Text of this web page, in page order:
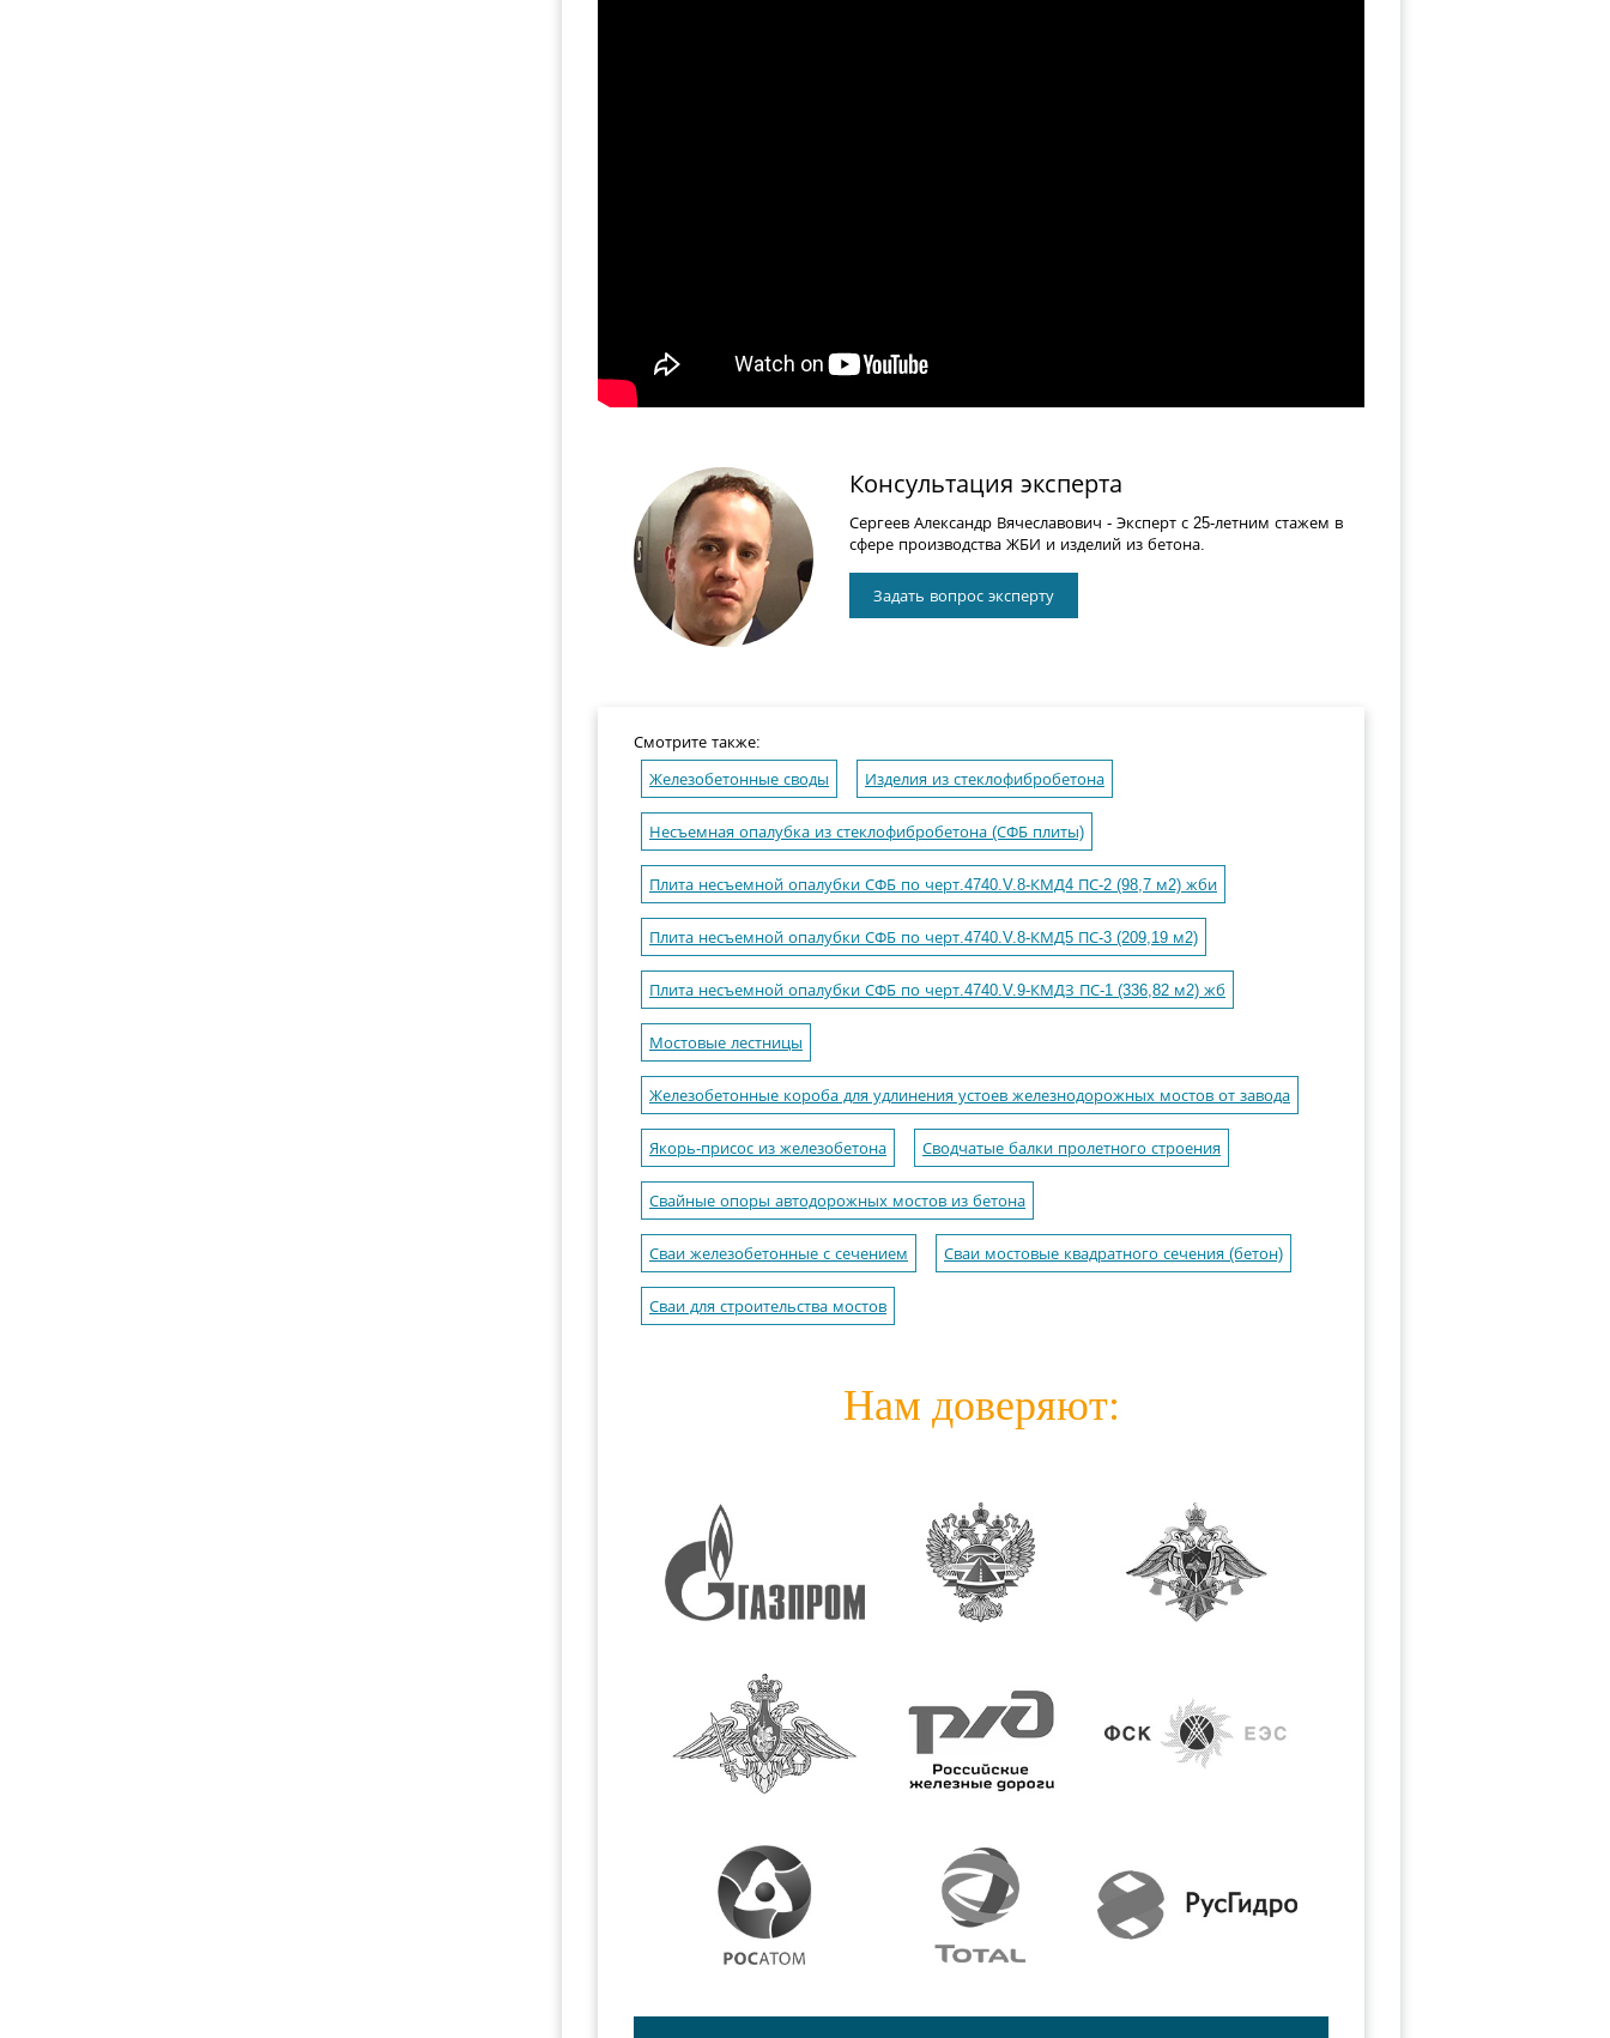
Консультация эксперта
Сергеев Александр Вячеславович - Эксперт с 25-летним стажем в
сфере производства ЖБИ и изделий из бетона.
Задать вопрос эксперту
Смотрите также:
Железобетонные своды Изделия из стеклофибробетона
Несъемная опалубка из стеклофибробетона (СФБ плиты)
Плита несъемной опалубки СФБ по черт.4740.V.8-КМД4 ПС-2 (98,7 м2) жби
Плита несъемной опалубки СФБ по черт.4740.V.8-КМД5 ПС-3 (209,19 м2)
Плита несъемной опалубки СФБ по черт.4740.V.9-КМДЗ ПС-1 (336,82 м2) жб
Мостовые лестницы
Железобетонные короба для удлинения устоев железнодорожных мостов от завода
Якорь-присос из железобетона Сводчатые балки пролетного строения
Свайные опоры автодорожных мостов из бетона
Сваи железобетонные с сечением Сваи мостовые квадратного сечения (бетон)
Сваи для строительства мостов
Нам доверяют: